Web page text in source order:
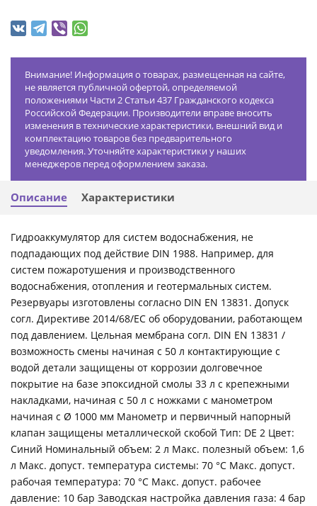
Внимание! Информация о товарах, размещенная на сайте,
не является публичной офертой, определяемой
положениями Части 2 Статьи 437 Гражданского кодекса
Российской Федерации. Производители вправе вносить
изменения в технические характеристики, внешний вид и
комплектацию товаров без предварительного
уведомления. Уточняйте характеристики у наших
менеджеров перед оформлением заказа.
Описание Характеристики
Гидроаккумулятор для систем водоснабжения, не
подпадающих под действие DIN 1988. Например, для
систем пожаротушения и производственного
водоснабжения, отопления и геотермальных систем.
Резервуары изготовлены согласно DIN EN 13831. Допуск
согл. Директиве 2014/68/ЕС об оборудовании, работающем
под давлением. Цельная мембрана согл. DIN EN 13831 /
возможность смены начиная с 50 л контактирующие с
водой детали защищены от коррозии долговечное
покрытие на базе эпоксидной смолы 33 л с крепежными
накладками, начиная с 50 л с ножками с манометром
начиная с Ø 1000 мм Манометр и первичный напорный
клапан защищены металлической скобой Тип: DE 2 Цвет:
Синий Номинальный объем: 2 л Макс. полезный объем: 1,6
л Макс. допуст. температура системы: 70 °C Макс. допуст.
рабочая температура: 70 °C Макс. допуст. рабочее
давление: 10 бар Заводская настройка давления газа: 4 бар